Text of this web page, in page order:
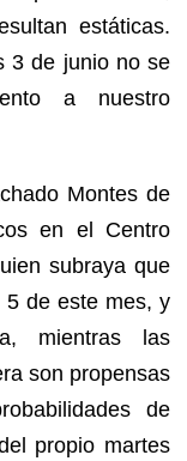
estáticas.
3 de junio no se
a nuestro
Montes de
en el Centro
subraya que
de este mes, y
mientras las
son propensas
de
propio martes